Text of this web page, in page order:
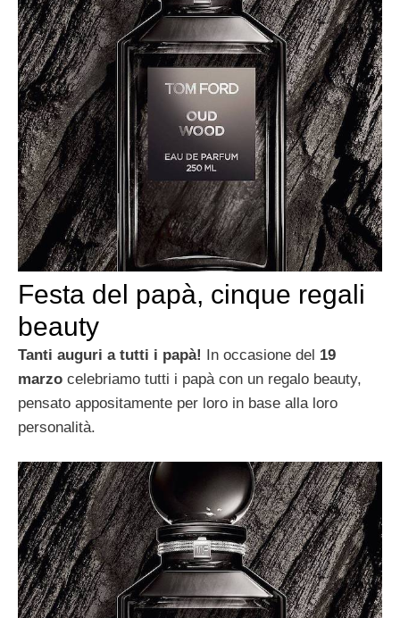
Festa del papà, cinque regali
beauty
Tanti auguri a tutti i papà! In occasione del 19
marzo celebriamo tutti i papà con un regalo beauty,
pensato appositamente per loro in base alla loro
personalità.